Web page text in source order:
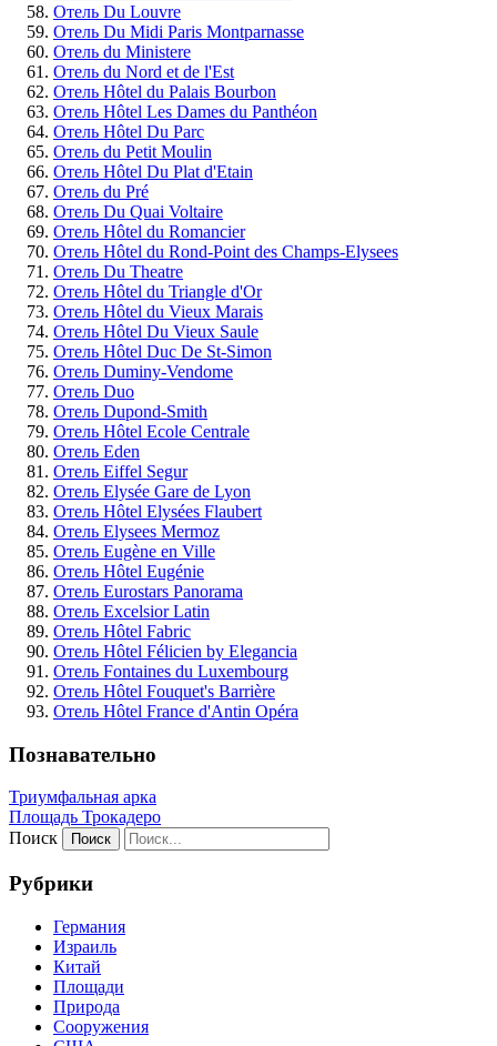
Отель Du Louvre
Отель Du Midi Paris Montparnasse
Отель du Ministere
Отель du Nord et de l'Est
Отель Hôtel du Palais Bourbon
Отель Hôtel Les Dames du Panthéon
Отель Hôtel Du Parc
Отель du Petit Moulin
Отель Hôtel Du Plat d'Etain
Отель du Pré
Отель Du Quai Voltaire
Отель Hôtel du Romancier
Отель Hôtel du Rond-Point des Champs-Elysees
Отель Du Theatre
Отель Hôtel du Triangle d'Or
Отель Hôtel du Vieux Marais
Отель Hôtel Du Vieux Saule
Отель Hôtel Duc De St-Simon
Отель Duminy-Vendome
Отель Duo
Отель Dupond-Smith
Отель Hôtel Ecole Centrale
Отель Eden
Отель Eiffel Segur
Отель Elysée Gare de Lyon
Отель Hôtel Elysées Flaubert
Отель Elysees Mermoz
Отель Eugène en Ville
Отель Hôtel Eugénie
Отель Eurostars Panorama
Отель Excelsior Latin
Отель Hôtel Fabric
Отель Hôtel Félicien by Elegancia
Отель Fontaines du Luxembourg
Отель Hôtel Fouquet's Barrière
Отель Hôtel France d'Antin Opéra
Познавательно
Триумфальная арка
Площадь Трокадеро
Поиск
Рубрики
Германия
Израиль
Китай
Площади
Природа
Сооружения